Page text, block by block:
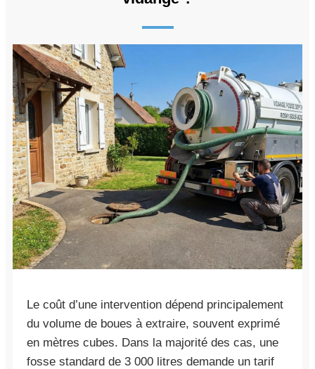
Le coût d’une intervention dépend principalement
du volume de boues à extraire, souvent exprimé
en mètres cubes. Dans la majorité des cas, une
fosse standard de 3 000 litres demande un tarif